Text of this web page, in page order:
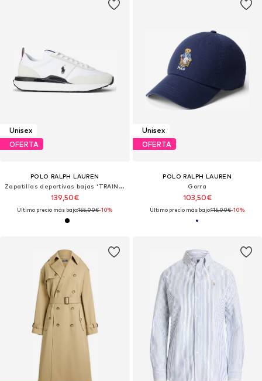
Unisex
OFERTA
POLO RALPH LAUREN
Zapatillas deportivas bajas 'TRAIN 89'
139,50€
Último precio más bajo:155,00€-10%
Unisex
OFERTA
POLO RALPH LAUREN
Gorra
103,50€
Último precio más bajo:115,00€-10%